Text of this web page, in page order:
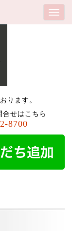
ります。
合せはこちら
8700